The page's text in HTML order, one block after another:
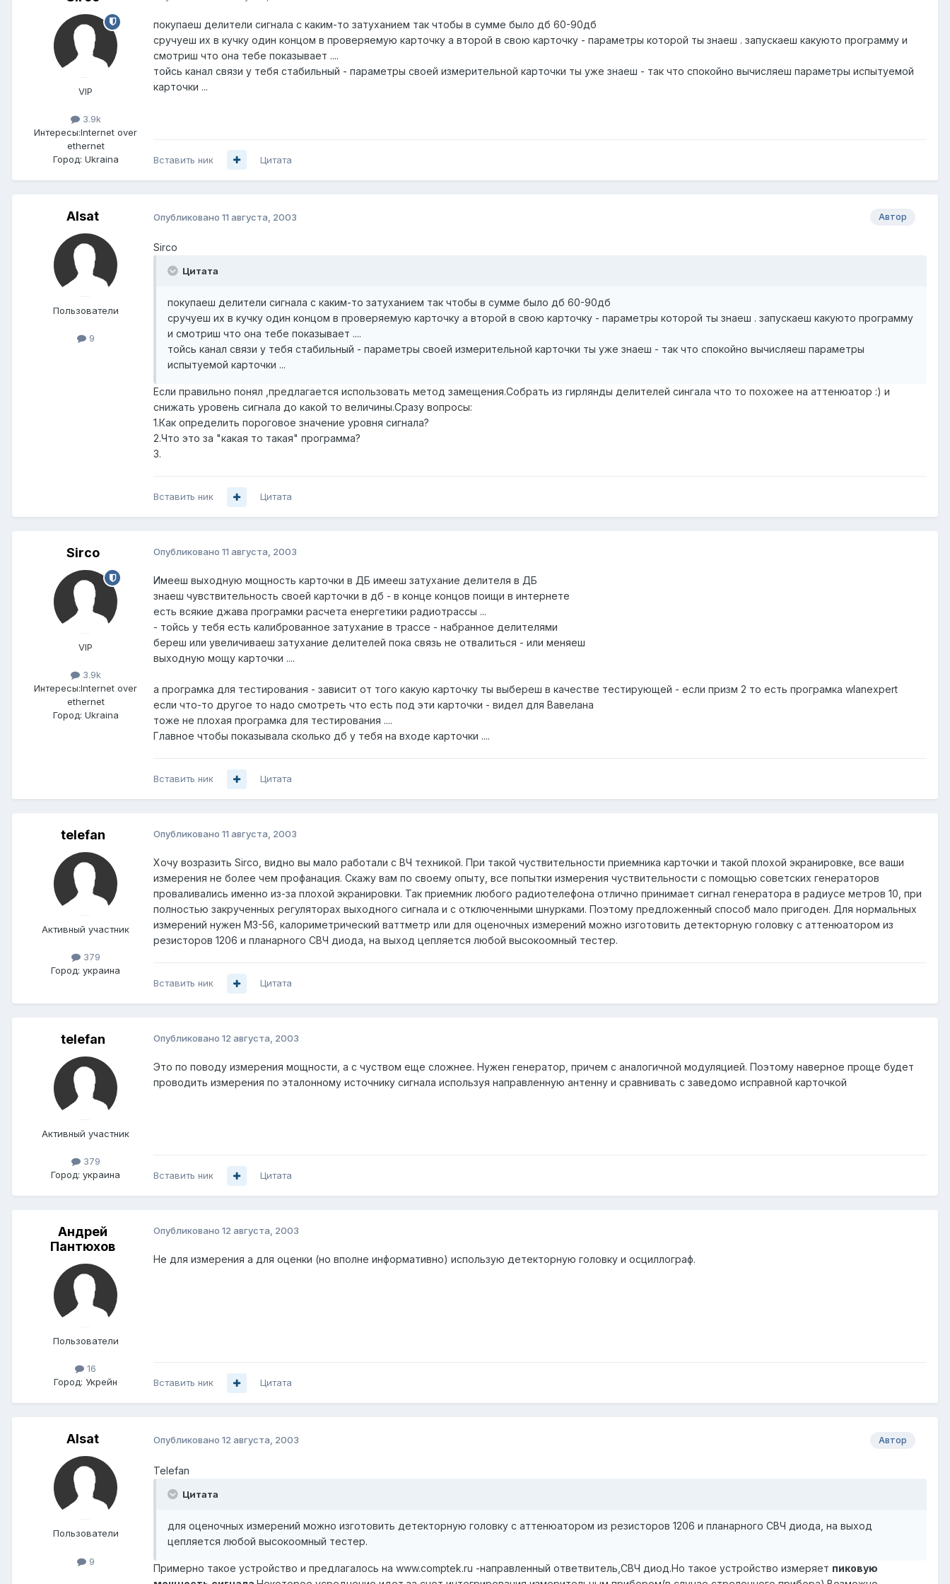
VIP
3.9k
Интересы:Internet over
ethernet
Город: Ukraina
покупаеш делители сигнала с каким-то затуханием так чтобы в сумме было дб 60-90дб
сручуеш их в кучку один концом в проверяемую карточку а второй в свою карточку - параметры которой ты знаеш . запускаеш какуюто программу и
смотриш что она тебе показывает ....
тойсь канал связи у тебя стабильный - параметры своей измерительной карточки ты уже знаеш - так что спокойно вычисляеш параметры испытуемой
карточки ...
Вставить ник Цитата
Alsat
Пользователи
9
Автор
Опубликовано 11 августа, 2003
Sirco
Цитата
покупаеш делители сигнала с каким-то затуханием так чтобы в сумме было дб 60-90дб
сручуеш их в кучку один концом в проверяемую карточку а второй в свою карточку - параметры которой ты знаеш . запускаеш какуюто программу
и смотриш что она тебе показывает ....
тойсь канал связи у тебя стабильный - параметры своей измерительной карточки ты уже знаеш - так что спокойно вычисляеш параметры
испытуемой карточки ...
Если правильно понял ,предлагается использовать метод замещения.Собрать из гирлянды делителей сингала что то похожее на аттенюатор :) и
снижать уровень сигнала до какой то величины.Сразу вопросы:
1.Как определить пороговое значение уровня сигнала?
2.Что это за "какая то такая" программа?
3.
Вставить ник Цитата
Sirco
VIP
3.9k
Интересы:Internet over
ethernet
Город: Ukraina
Опубликовано 11 августа, 2003
Имееш выходную мощность карточки в ДБ имееш затухание делителя в ДБ
знаеш чувствительность своей карточки в дб - в конце концов поищи в интернете
есть всякие джава програмки расчета енергетики радиотрассы ...
- тойсь у тебя есть калиброванное затухание в трассе - набранное делителями
береш или увеличиваеш затухание делителей пока связь не отвалиться - или меняеш
выходную мощу карточки ....
а програмка для тестирования - зависит от того какую карточку ты выбереш в качестве тестирующей - если призм 2 то есть програмка wlanexpert
если что-то другое то надо смотреть что есть под эти карточки - видел для Вавелана
тоже не плохая програмка для тестирования ....
Главное чтобы показывала сколько дб у тебя на входе карточки ....
Вставить ник Цитата
telefan
Активный участник
379
Город: украина
Опубликовано 11 августа, 2003
Хочу возразить Sirco, видно вы мало работали с ВЧ техникой. При такой чуствительности приемника карточки и такой плохой экранировке, все ваши
измерения не более чем профанация. Скажу вам по своему опыту, все попытки измерения чуствительности с помощью советских генераторов
проваливались именно из-за плохой экранировки. Так приемник любого радиотелефона отлично принимает сигнал генератора в радиусе метров 10, при
полностью закрученных регуляторах выходного сигнала и с отключенными шнурками. Поэтому предложенный способ мало пригоден. Для нормальных
измерений нужен М3-56, калориметрический ваттметр или для оценочных измерений можно изготовить детекторную головку с аттенюатором из
резисторов 1206 и планарного СВЧ диода, на выход цепляется любой высокоомный тестер.
Вставить ник Цитата
telefan
Активный участник
379
Город: украина
Опубликовано 12 августа, 2003
Это по поводу измерения мощности, а с чуством еще сложнее. Нужен генератор, причем с аналогичной модуляцией. Поэтому наверное проще будет
проводить измерения по эталонному источнику сигнала используя направленную антенну и сравнивать с заведомо исправной карточкой
Вставить ник Цитата
Андрей
Пантюхов
Пользователи
16
Город: Укрейн
Опубликовано 12 августа, 2003
Не для измерения а для оценки (но вполне информативно) использую детекторную головку и осциллограф.
Вставить ник Цитата
Alsat
Пользователи
9
Автор
Опубликовано 12 августа, 2003
Telefan
Цитата
для оценочных измерений можно изготовить детекторную головку с аттенюатором из резисторов 1206 и планарного СВЧ диода, на выход
цепляется любой высокоомный тестер.
Примерно такое устройство и предлагалось на www.comptek.ru -направленный ответвитель,СВЧ диод.Но такое устройство измеряет пиковую